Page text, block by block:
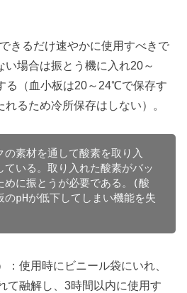
きるだけ速やかに使用すべきで
い場合は振とう機に入れ20～
る（血小板は20～24℃で保存す
るため冷所保存はしない）。
の素材を通して酸素を取り入
ている。取り入れた酸素がバッ
めに振とうが必要である。(酸
のpHが低下してしまい機能を失
：使用時にビニール袋にいれ、
て融解し、3時間以内に使用す